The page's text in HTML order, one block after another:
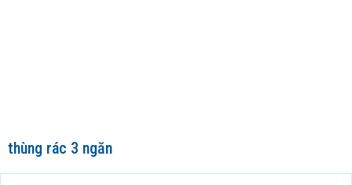
thùng rác 3 ngăn